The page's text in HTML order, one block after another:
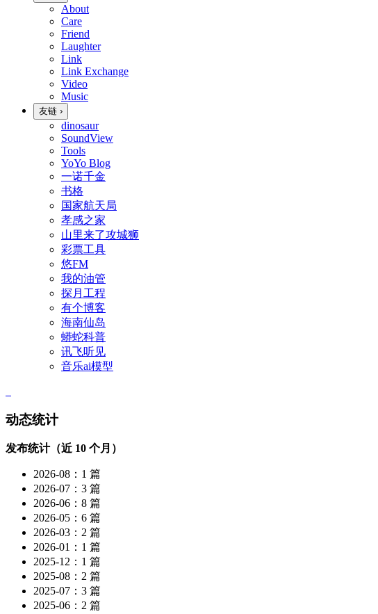
About
Care
Friend
Laughter
Link
Link Exchange
Video
Music
友链 ›
dinosaur
SoundView
Tools
YoYo Blog
一诺千金
书格
国家航天局
孝感之家
山里来了攻城狮
彩票工具
悠FM
我的油管
探月工程
有个博客
海南仙岛
蟒蛇科普
讯飞听见
音乐ai模型
动态统计
发布统计（近 10 个月）
2026-08：1 篇
2026-07：3 篇
2026-06：8 篇
2026-05：6 篇
2026-03：2 篇
2026-01：1 篇
2025-12：1 篇
2025-08：2 篇
2025-07：3 篇
2025-06：2 篇